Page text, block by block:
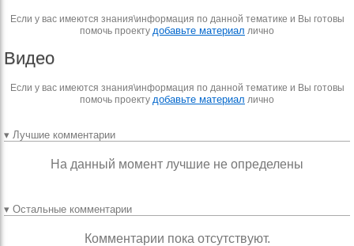
Если у вас имеются знания\информация по данной тематике и Вы готовы
помочь проекту добавьте материал лично
Видео
Если у вас имеются знания\информация по данной тематике и Вы готовы
помочь проекту добавьте материал лично
▾ Лучшие комментарии
На данный момент лучшие не определены
▾ Остальные комментарии
Комментарии пока отсутствуют.